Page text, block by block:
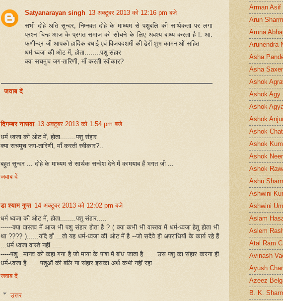
Satyanarayan singh 13 अक्टूबर 2013 को 12:16 pm बजे
सभी दोहे अति सुन्दर, निम्नवत दोहे के माध्यम से पशुबलि की सार्थकता पर लगा
प्रश्न चिन्ह आज के प्रगत समाज को सोचने के लिए अवश्य बाध्य करता है !. आ.
फणीन्द्र जी आपको हार्दिक बधाई एवं विजयदशमी की ढेरों शुभ कामनाओं सहित
धर्म ध्वजा की ओट में, होता........पशु संहार
क्या सचमुच जग-तारिणी, माँ करती स्वीकार?
जवाब दें
दिगम्बर नासवा 13 अक्टूबर 2013 को 1:54 pm बजे
धर्म ध्वजा की ओट में, होता........पशु संहार
क्या सचमुच जग-तारिणी, माँ करती स्वीकार?..
बहुत सुन्दर ... दोहे के माध्यम से सार्थक सन्देश देने में कामयाब हैं भगत जी ...
जवाब दें
डा श्याम गुप्त 14 अक्टूबर 2013 को 12:02 pm बजे
धर्म ध्वजा की ओट में, होता........पशु संहार.....
------क्या वास्तव में आज भी पशु संहार होता है ? ( क्या कभी भी वास्तव में धर्म-ध्वजा हेतु होता भी
था ???? )......यदि हाँ ...तो यह धर्म-ध्वजा की ओट में है --जो सदैवे ही अपराधियों के कार्य रहे हैं
...धर्म ध्वजा वास्ते नहीं .....
-----पशु ..मानव को कहा गया है जो माया के पाश में बांध जाता है ..... उस पशु का संहार करना ही
धर्म-ध्वजा है...... पशुओं की बलि या संहार इसका अर्थ कभी नहीं रहा ....
जवाब दें
उत्तर
Arman Asif
Arun
Aruna
Arunendra
Asha
Asha
Ashok
Ashok Agy
Ashok
Ashok
Ashok
Ashok
Ashok
Ashok
Ashu
Ashwini
Ashwini
Aslam
Aslem
Atal Ram
Avinash
Ayush
Azeez
B. K.